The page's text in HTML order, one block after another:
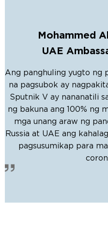
Mohammed
UAE
Ang panghuling yugto ng
na pagsubok ay
Sputnik V ay nananatili
ng bakuna ang 100% ng
mga unang araw ng
Russia at UAE ang
pagsusumikap para